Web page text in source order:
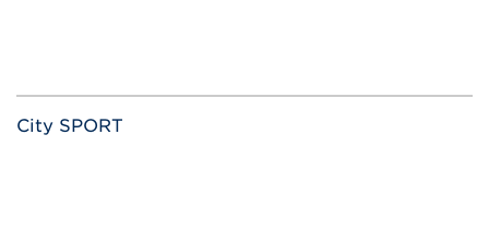
City SPORT